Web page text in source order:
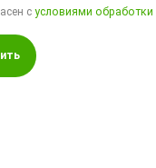
сусловиями обработки